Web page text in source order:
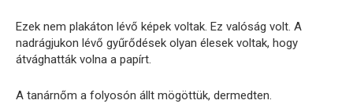
Ezek nem plakáton lévő képek voltak. Ez valóság volt. A
nadrágjukon lévő gyűrődések olyan élesek voltak, hogy
átvághatták volna a papírt.
A tanárnőm a folyosón állt mögöttük, dermedten.